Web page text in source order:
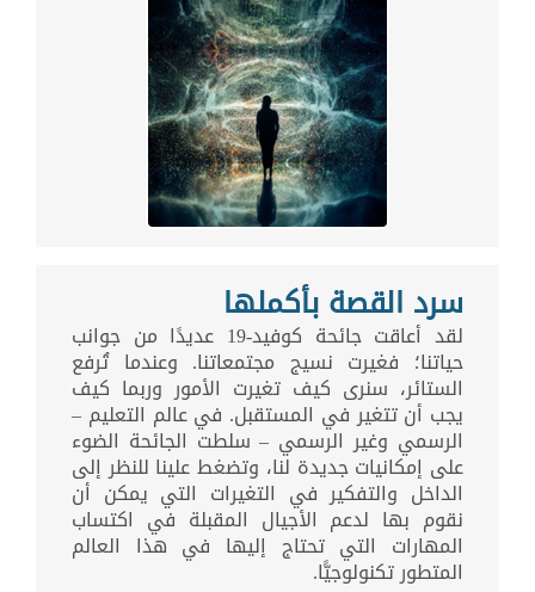
سرد القصة بأكملها
لقد أعاقت جائحة كوفيد-19 عديدًا من جوانب
حياتنا؛ فغيرت نسيج مجتمعاتنا. وعندما تُرفع
الستائر، سنرى كيف تغيرت الأمور وربما كيف
يجب أن تتغير في المستقبل. في عالم التعليم –
الرسمي وغير الرسمي – سلطت الجائحة الضوء
على إمكانيات جديدة لنا، وتضغط علينا للنظر إلى
الداخل والتفكير في التغيرات التي يمكن أن
نقوم بها لدعم الأجيال المقبلة في اكتساب
المهارات التي تحتاج إليها في هذا العالم
المتطور تكنولوجيًّا.